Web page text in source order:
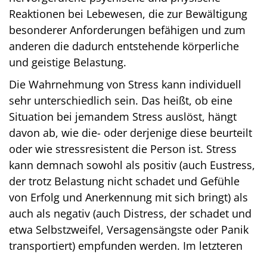
Reaktionen bei Lebewesen, die zur Bewältigung
besonderer Anforderungen befähigen und zum
anderen die dadurch entstehende körperliche
und geistige Belastung.
Die Wahrnehmung von Stress kann individuell
sehr unterschiedlich sein. Das heißt, ob eine
Situation bei jemandem Stress auslöst, hängt
davon ab, wie die- oder derjenige diese beurteilt
oder wie stressresistent die Person ist. Stress
kann demnach sowohl als positiv (auch Eustress,
der trotz Belastung nicht schadet und Gefühle
von Erfolg und Anerkennung mit sich bringt) als
auch als negativ (auch Distress, der schadet und
etwa Selbstzweifel, Versagensängste oder Panik
transportiert) empfunden werden. Im letzteren